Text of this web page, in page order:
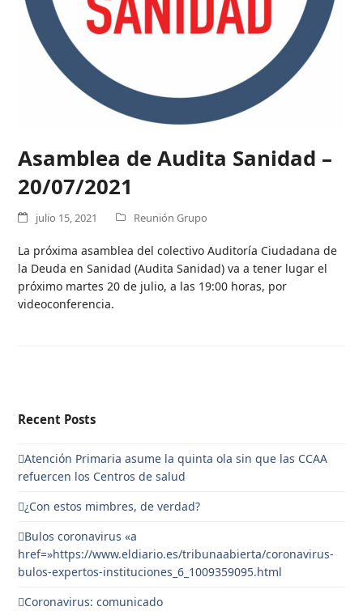
Asamblea de Audita Sanidad –
20/07/2021
julio 15, 2021 Reunión Grupo
La próxima asamblea del colectivo Auditoría Ciudadana de
la Deuda en Sanidad (Audita Sanidad) va a tener lugar el
próximo martes 20 de julio, a las 19:00 horas, por
videoconferencia.
Recent Posts
Atención Primaria asume la quinta ola sin que las CCAA
refuercen los Centros de salud
¿Con estos mimbres, de verdad?
Bulos coronavirus «a
href=»https://www.eldiario.es/tribunaabierta/coronavirus-
bulos-expertos-instituciones_6_1009359095.html
Coronavirus: comunicado